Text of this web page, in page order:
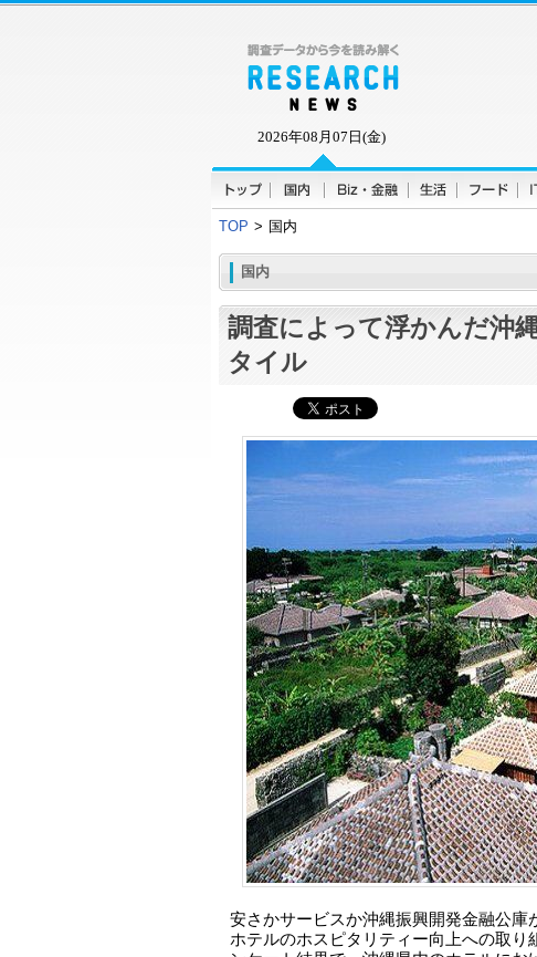
2026年08月07日(金)
TOP > 国内
国内
調査によって浮かんだ沖
タイル
安さかサービスか沖縄振興開発金融公庫
ホテルのホスピタリティー向上への取り